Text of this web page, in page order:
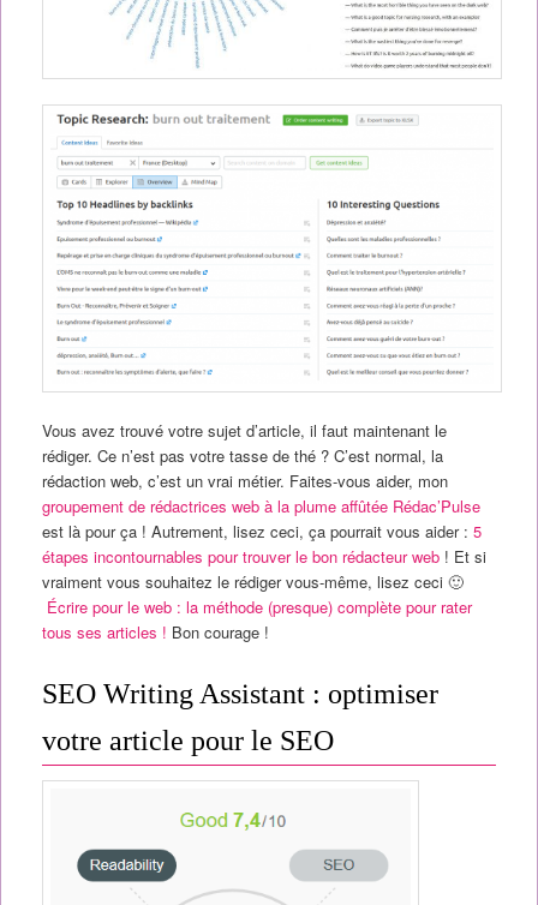
Vous avez trouvé votre sujet d’article, il faut maintenant le
rédiger. Ce n’est pas votre tasse de thé ? C’est normal, la
rédaction web, c’est un vrai métier. Faites-vous aider, mon
groupement de rédactrices web à la plume affûtée Rédac’Pulse
est là pour ça ! Autrement, lisez ceci, ça pourrait vous aider : 5
étapes incontournables pour trouver le bon rédacteur web! Et si
vraiment vous souhaitez le rédiger vous-même, lisez ceci 🙂
Écrire pour le web : la méthode (presque) complète pour rater
tous ses articles ! Bon courage !
SEO Writing Assistant : optimiser
votre article pour le SEO